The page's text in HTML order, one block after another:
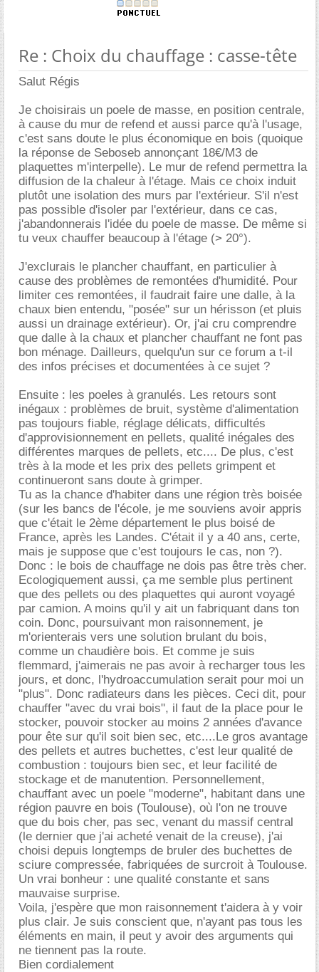
Re : Choix du chauffage : casse-tête
Salut Régis
Je choisirais un poele de masse, en position centrale,
à cause du mur de refend et aussi parce qu'à l'usage,
c'est sans doute le plus économique en bois (quoique
la réponse de Seboseb annonçant 18€/M3 de
plaquettes m'interpelle). Le mur de refend permettra la
diffusion de la chaleur à l'étage. Mais ce choix induit
plutôt une isolation des murs par l'extérieur. S'il n'est
pas possible d'isoler par l'extérieur, dans ce cas,
j'abandonnerais l'idée du poele de masse. De même si
tu veux chauffer beaucoup à l'étage (> 20°).
J'exclurais le plancher chauffant, en particulier à
cause des problèmes de remontées d'humidité. Pour
limiter ces remontées, il faudrait faire une dalle, à la
chaux bien entendu, "posée" sur un hérisson (et pluis
aussi un drainage extérieur). Or, j'ai cru comprendre
que dalle à la chaux et plancher chauffant ne font pas
bon ménage. Dailleurs, quelqu'un sur ce forum a t-il
des infos précises et documentées à ce sujet ?
Ensuite : les poeles à granulés. Les retours sont
inégaux : problèmes de bruit, système d'alimentation
pas toujours fiable, réglage délicats, difficultés
d'approvisionnement en pellets, qualité inégales des
différentes marques de pellets, etc.... De plus, c'est
très à la mode et les prix des pellets grimpent et
continueront sans doute à grimper.
Tu as la chance d'habiter dans une région très boisée
(sur les bancs de l'école, je me souviens avoir appris
que c'était le 2ème département le plus boisé de
France, après les Landes. C'était il y a 40 ans, certe,
mais je suppose que c'est toujours le cas, non ?).
Donc : le bois de chauffage ne dois pas être très cher.
Ecologiquement aussi, ça me semble plus pertinent
que des pellets ou des plaquettes qui auront voyagé
par camion. A moins qu'il y ait un fabriquant dans ton
coin. Donc, poursuivant mon raisonnement, je
m'orienterais vers une solution brulant du bois,
comme un chaudière bois. Et comme je suis
flemmard, j'aimerais ne pas avoir à recharger tous les
jours, et donc, l'hydroaccumulation serait pour moi un
"plus". Donc radiateurs dans les pièces. Ceci dit, pour
chauffer "avec du vrai bois", il faut de la place pour le
stocker, pouvoir stocker au moins 2 années d'avance
pour ête sur qu'il soit bien sec, etc....Le gros avantage
des pellets et autres buchettes, c'est leur qualité de
combustion : toujours bien sec, et leur facilité de
stockage et de manutention. Personnellement,
chauffant avec un poele "moderne", habitant dans une
région pauvre en bois (Toulouse), où l'on ne trouve
que du bois cher, pas sec, venant du massif central
(le dernier que j'ai acheté venait de la creuse), j'ai
choisi depuis longtemps de bruler des buchettes de
sciure compressée, fabriquées de surcroit à Toulouse.
Un vrai bonheur : une qualité constante et sans
mauvaise surprise.
Voila, j'espère que mon raisonnement t'aidera à y voir
plus clair. Je suis conscient que, n'ayant pas tous les
éléments en main, il peut y avoir des arguments qui
ne tiennent pas la route.
Bien cordialement